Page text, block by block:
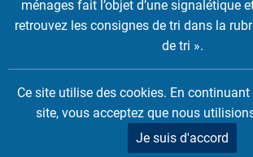
ICONS
Deutsch Italian
Copyright © 2026 EMTEC, All rights
EMTEC® IS A REGISTERED TRADEMARK OF THE
ménages fait l’objet d’une signalétique
retrouvez les consignes de tri dans la
de tri ».
Ce site utilise des cookies. En
site, vous acceptez que nous
Je suis d'accord